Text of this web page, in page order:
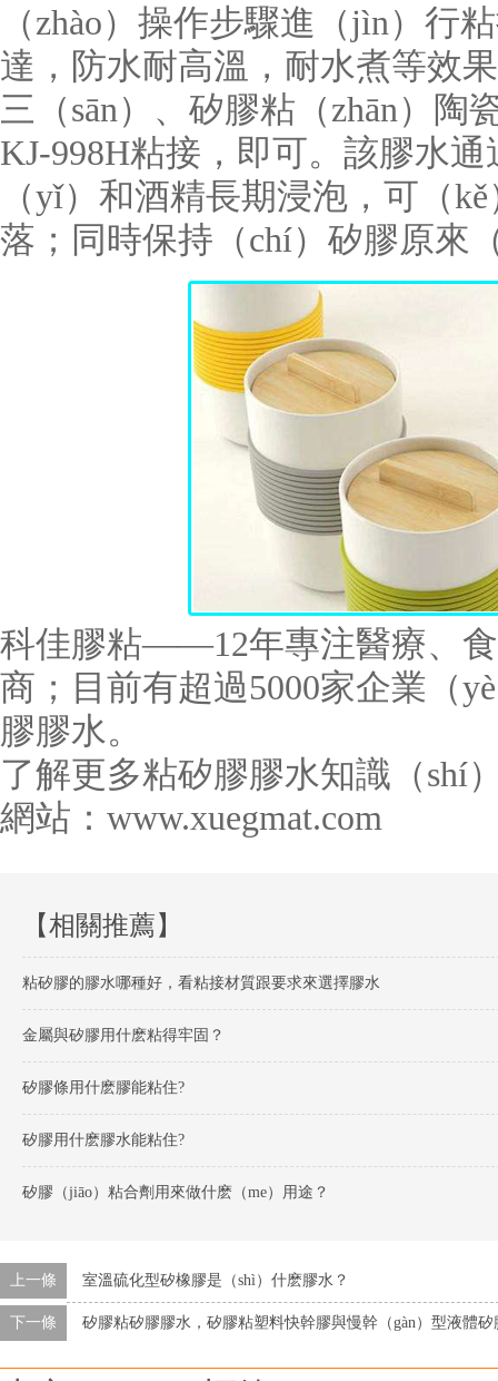
（zhào）操作步驟進（jìn）行
達，防水耐高溫，耐水煮等效
三（sān）、矽膠粘（zhān）
KJ-998H粘接，即可。該膠水通
（yǐ）和酒精長期浸泡，可（
落；同時保持（chí）矽膠原來
科佳膠粘——12年專注醫療、
商；目前有超過5000家企業（
膠膠水。
了解更多粘矽膠膠水知識（shí
網站： www.xuegmat.com
【相關推薦】
粘矽膠的膠水哪種好，看粘接材質跟要求來選擇膠水
金屬與矽膠用什麽粘得牢固？
矽膠條用什麽膠能粘住?
矽膠用什麽膠水能粘住?
矽膠（jiāo）粘合劑用來做什麽（me）用途？
上一條 室溫硫化型矽橡膠是（shì）什麽膠水？
下一條 矽膠粘矽膠膠水，矽膠粘塑料快幹膠與慢幹（gàn）型液體矽